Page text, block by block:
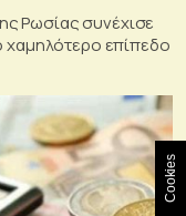
Ρωσίας συνέχισε
χαμηλότερο επίπεδο
Cookies